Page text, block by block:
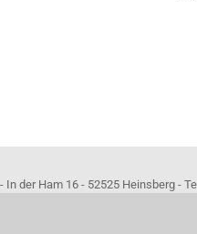
Bonsai-Shopping
- In der Ham 16 - 52525 Heinsberg -